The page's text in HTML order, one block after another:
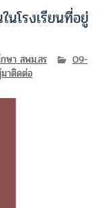
นโรงเรียนที่อยู่
ษา สพม.สร
O9-
าติดต่อ